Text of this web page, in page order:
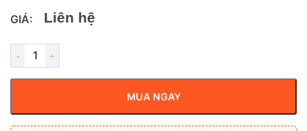
GIÁ:
Liên hệ
MUA NGAY